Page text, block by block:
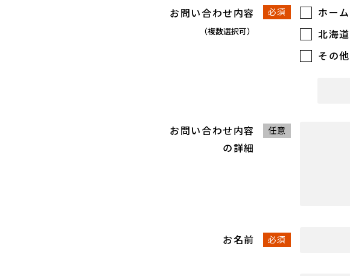
お問い合わせ内容
（複数選択可）
必須
ホー
北海
その他
お問い合わせ内容
の詳細
任意
お名前 必須